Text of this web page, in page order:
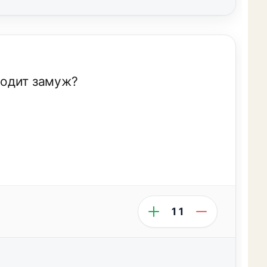
замуж?
11